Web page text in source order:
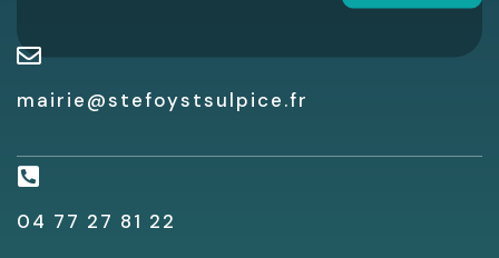
mairie@stefoystsulpice.fr
04 77 27 81 22